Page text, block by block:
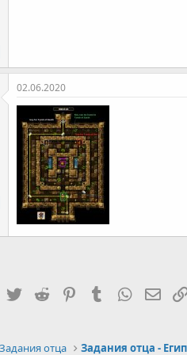
02.06.2020
Facebook
Twitter Reddit PinterestTumblr E-
Задания отца Задания отца -